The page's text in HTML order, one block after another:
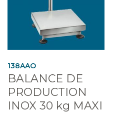
138AAO
BALANCE DE
PRODUCTION
INOX 30 kg MAXI